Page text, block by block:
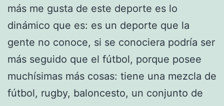
más me gusta de este deporte es lo
dinámico que es: es un deporte que la
gente no conoce, si se conociera podría ser
más seguido que el fútbol, porque posee
muchísimas más cosas: tiene una mezcla de
fútbol, rugby, baloncesto, un conjunto de